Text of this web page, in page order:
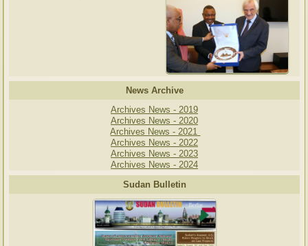
News Archive
Archives News - 2019
Archives News - 2020
Archives News - 2021
Archives News - 2022
Archives News - 2023
Archives News - 2024
Sudan Bulletin